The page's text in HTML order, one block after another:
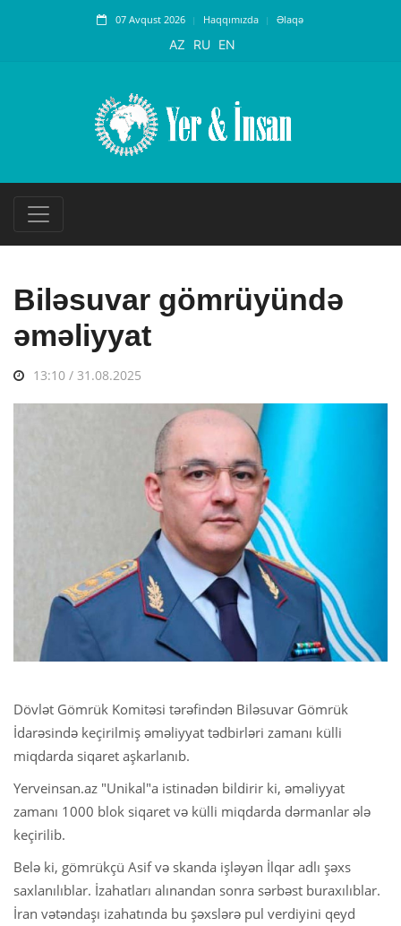
07 Avqust 2026 Haqqımızda Əlaqə
AZ RU EN
Biləsuvar gömrüyündə
əməliyyat
13:10 / 31.08.2025
Dövlət Gömrük Komitəsi tərəfindən Biləsuvar Gömrük
İdarəsində keçirilmiş əməliyyat tədbirləri zamanı külli
miqdarda siqaret aşkarlanıb.
Yerveinsan.az "Unikal"a istinadən bildirir ki, əməliyyat
zamanı 1000 blok siqaret və külli miqdarda dərmanlar ələ
keçirilib.
Belə ki, gömrükçü Asif və skanda işləyən İlqar adlı şəxs
saxlanılıblar. İzahatları alınandan sonra sərbəst buraxılıblar.
İran vətəndaşı izahatında bu şəxslərə pul verdiyini qeyd